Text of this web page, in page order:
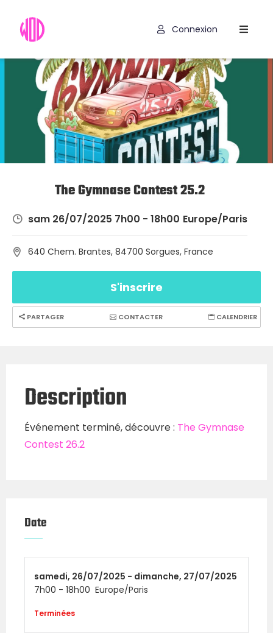
Programmes
Codes
Promo
Connexion
The Gymnase Contest 25.2
sam 26/07/2025 7h00 - 18h00 Europe/Paris
640 Chem. Brantes, 84700 Sorgues, France
S'inscrire
PARTAGER CONTACTER CALENDRIER
Description
Événement terminé, découvre : The Gymnase
Contest 26.2
Date
samedi, 26/07/2025 - dimanche, 27/07/2025
7h00 - 18h00 Europe/Paris
Terminées